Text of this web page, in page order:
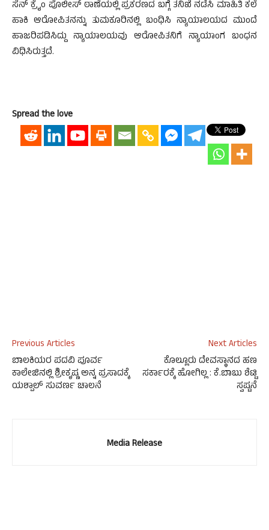
ಸೆನ್ ಕ್ರೈಂ ಪೊಲೀಸ್ ಠಾಣೆಯಲ್ಲಿ ಪ್ರಕರಣದ ಬಗ್ಗೆ ತನಿಖೆ ನಡೆಸಿ ಮಾಹಿತಿ ಕಲೆ
ಹಾಕಿ ಆರೋಪಿತನನ್ನು ತುಮಕೂರಿನಲ್ಲಿ ಬಂಧಿಸಿ ನ್ಯಾಯಾಲಯದ ಮುಂದೆ
ಹಾಜರಿಪಡಿಸಿದ್ದು ನ್ಯಾಯಾಲಯವು ಆರೋಪಿತನಿಗೆ ನ್ಯಾಯಾಂಗ ಬಂಧನ
ವಿಧಿಸಿರುತ್ತದೆ.
Spread the love
Previous Articles
ಬಾಲಕಿಯರ ಪದವಿ ಪೂರ್ವ
ಕಾಲೇಜಿನಲ್ಲಿ ಶ್ರೀಕೃಷ್ಣ ಅನ್ನ ಪ್ರಸಾದಕ್ಕೆ
ಯಶ್ಪಾಲ್ ಸುವರ್ಣ ಚಾಲನೆ
Next Articles
ಕೊಲ್ಲೂರು ದೇವಸ್ಥಾನದ ಹಣ
ಸರ್ಕಾರಕ್ಕೆ ಹೋಗಿಲ್ಲ : ಕೆ.ಬಾಬು ಶೆಟ್ಟಿ
ಸ್ವಷ್ಟನೆ
Media Release